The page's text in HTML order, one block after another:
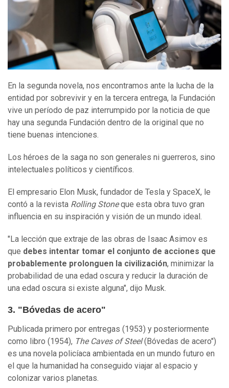
En la segunda novela, nos encontramos ante la lucha de la
entidad por sobrevivir y en la tercera entrega, la Fundación
vive un período de paz interrumpido por la noticia de que
hay una segunda Fundación dentro de la original que no
tiene buenas intenciones.
Los héroes de la saga no son generales ni guerreros, sino
intelectuales políticos y científicos.
El empresario Elon Musk, fundador de Tesla y SpaceX, le
contó a la revista Rolling Stoneque esta obra tuvo gran
influencia en su inspiración y visión de un mundo ideal.
"La lección que extraje de las obras de Isaac Asimov es
que debes intentar tomar el conjunto de acciones que
probablemente prolonguen la civilización, minimizar la
probabilidad de una edad oscura y reducir la duración de
una edad oscura si existe alguna", dijo Musk.
3. "Bóvedas de acero"
Publicada primero por entregas (1953) y posteriormente
como libro (1954), The Caves of Steel(Bóvedas de acero")
es una novela policíaca ambientada en un mundo futuro en
el que la humanidad ha conseguido viajar al espacio y
colonizar varios planetas.